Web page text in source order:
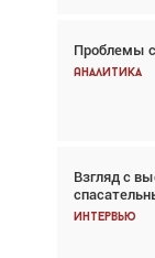
Проблемы
Аналитика
Взгляд с
Интервью
Впервые с
снижается
Частный
покупке
Интервью